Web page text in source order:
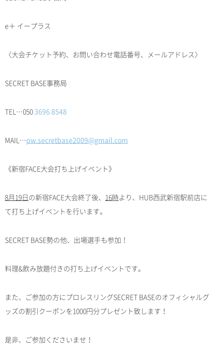
e＋ イープラス
〈大会チケット予約、お問い合わせ電話番号、メールアドレス〉
SECRET BASE事務局
TEL…0503696 8548
MAIL…pw.secretbase2009@gmail.com
《新宿FACE大会打ち上げイベント》
8月19日の新宿FACE大会終了後、 16時より、HUB西武新宿駅前店に
て打ち上げイベントを行います。
SECRET BASE勢の他、出場選手も参加！
料理&飲み放題付きの打ち上げイベントです。
また、ご参加の方にプロレスリングSECRET BASEのオフィシャルグ
ッズの割引クーポンを1000円分プレゼント致します！
是非、ご参加くださいませ！